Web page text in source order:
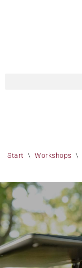
Start \ Workshops \